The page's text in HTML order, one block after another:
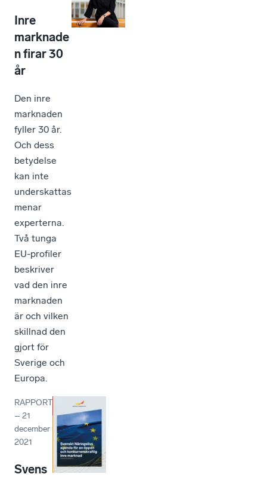
Inre
marknade
n firar 30
år
Den inre
marknaden
fyller 30 år.
Och dess
betydelse
kan inte
underskattas
menar
experterna.
Två tunga
EU-profiler
beskriver
vad den inre
marknaden
är och vilken
skillnad den
gjort för
Sverige och
Europa.
RAPPORT
–21
december
2021
Svens